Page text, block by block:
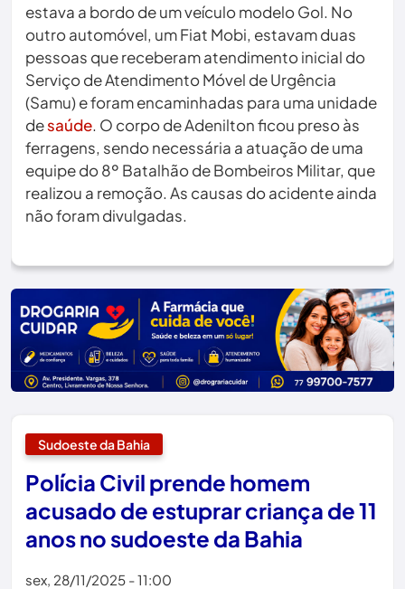
estava a bordo de um veículo modelo Gol. No
outro automóvel, um Fiat Mobi, estavam duas
pessoas que receberam atendimento inicial do
Serviço de Atendimento Móvel de Urgência
(Samu) e foram encaminhadas para uma unidade
desaúde. O corpo de Adenilton ficou preso às
ferragens, sendo necessária a atuação de uma
equipe do 8º Batalhão de Bombeiros Militar, que
realizou a remoção. As causas do acidente ainda
não foram divulgadas.
Sudoeste da Bahia
Polícia Civil prende homem
acusado de estuprar criança de 11
anos no sudoeste da Bahia
sex, 28/11/2025 - 11:00